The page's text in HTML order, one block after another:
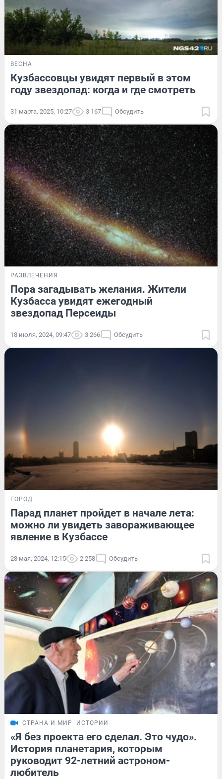
ВЕСНА
Кузбассовцы увидят первый в этом
году звездопад: когда и где смотреть
31 марта, 2025, 10:27 3 167 Обсудить
РАЗВЛЕЧЕНИЯ
Пора загадывать желания. Жители
Кузбасса увидят ежегодный
звездопад Персеиды
18 июля, 2024, 09:47 3 266 Обсудить
ГОРОД
Парад планет пройдет в начале лета:
можно ли увидеть завораживающее
явление в Кузбассе
28 мая, 2024, 12:15 2 258 Обсудить
СТРАНА И МИР ИСТОРИИ
«Я без проекта его сделал. Это чудо».
История планетария, которым
руководит 92-летний астроном-
любитель